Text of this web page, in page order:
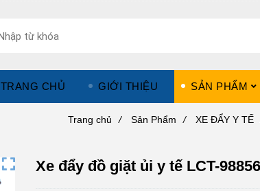
TRANG CHỦ GIỚI THIỆU SẢN PHẨM
Trang chủ / Sản Phẩm / XE ĐẨY Y TẾ
Xe đẩy đồ giặt ủi y tế LCT-